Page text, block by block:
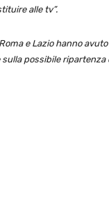
alle tv”.
e Lazio hanno
sulla possibile ripartenza